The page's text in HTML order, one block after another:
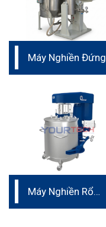
Máy Nghiền Đứng
Máy Nghiền Rổ